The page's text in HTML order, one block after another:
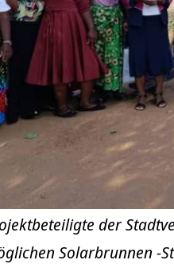
der
Solarbrunnen -